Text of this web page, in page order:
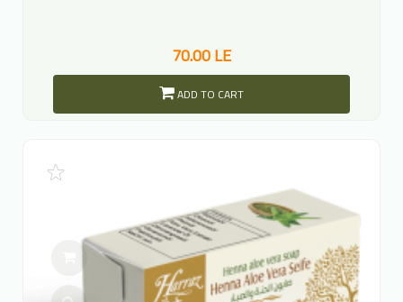
70.00 LE
ADD TO CART